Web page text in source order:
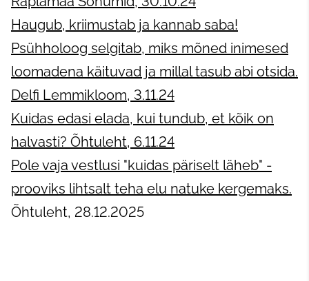
Haugub, kriimustab ja kannab saba!
Psühholoog selgitab, miks mõned inimesed
loomadena käituvad ja millal tasub abi otsida.
Delfi Lemmikloom, 3.11.24
Kuidas edasi elada, kui tundub, et kõik on
halvasti? Õhtuleht, 6.11.24
Pole vaja vestlusi "kuidas päriselt läheb" -
prooviks lihtsalt teha elu natuke kergemaks.
Õhtuleht, 28.12.2025